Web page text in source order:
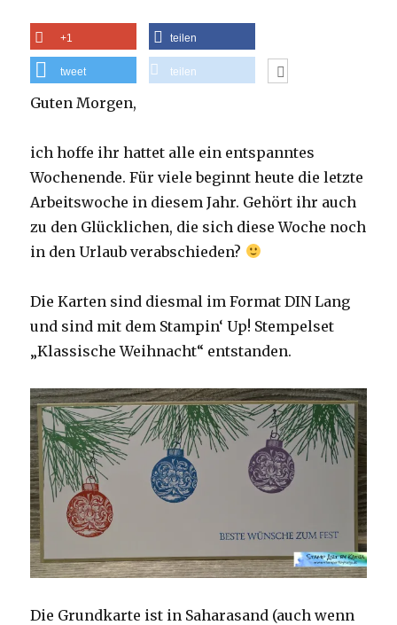
+1 teilen
tweet teilen
Guten Morgen,
ich hoffe ihr hattet alle ein entspanntes
Wochenende. Für viele beginnt heute die letzte
Arbeitswoche in diesem Jahr. Gehört ihr auch
zu den Glücklichen, die sich diese Woche noch
in den Urlaub verabschieden?
Die Karten sind diesmal im Format DIN Lang
und sind mit dem Stampin‘ Up! Stempelset
„Klassische Weihnacht“ entstanden.
Die Grundkarte ist in Saharasand (auch wenn